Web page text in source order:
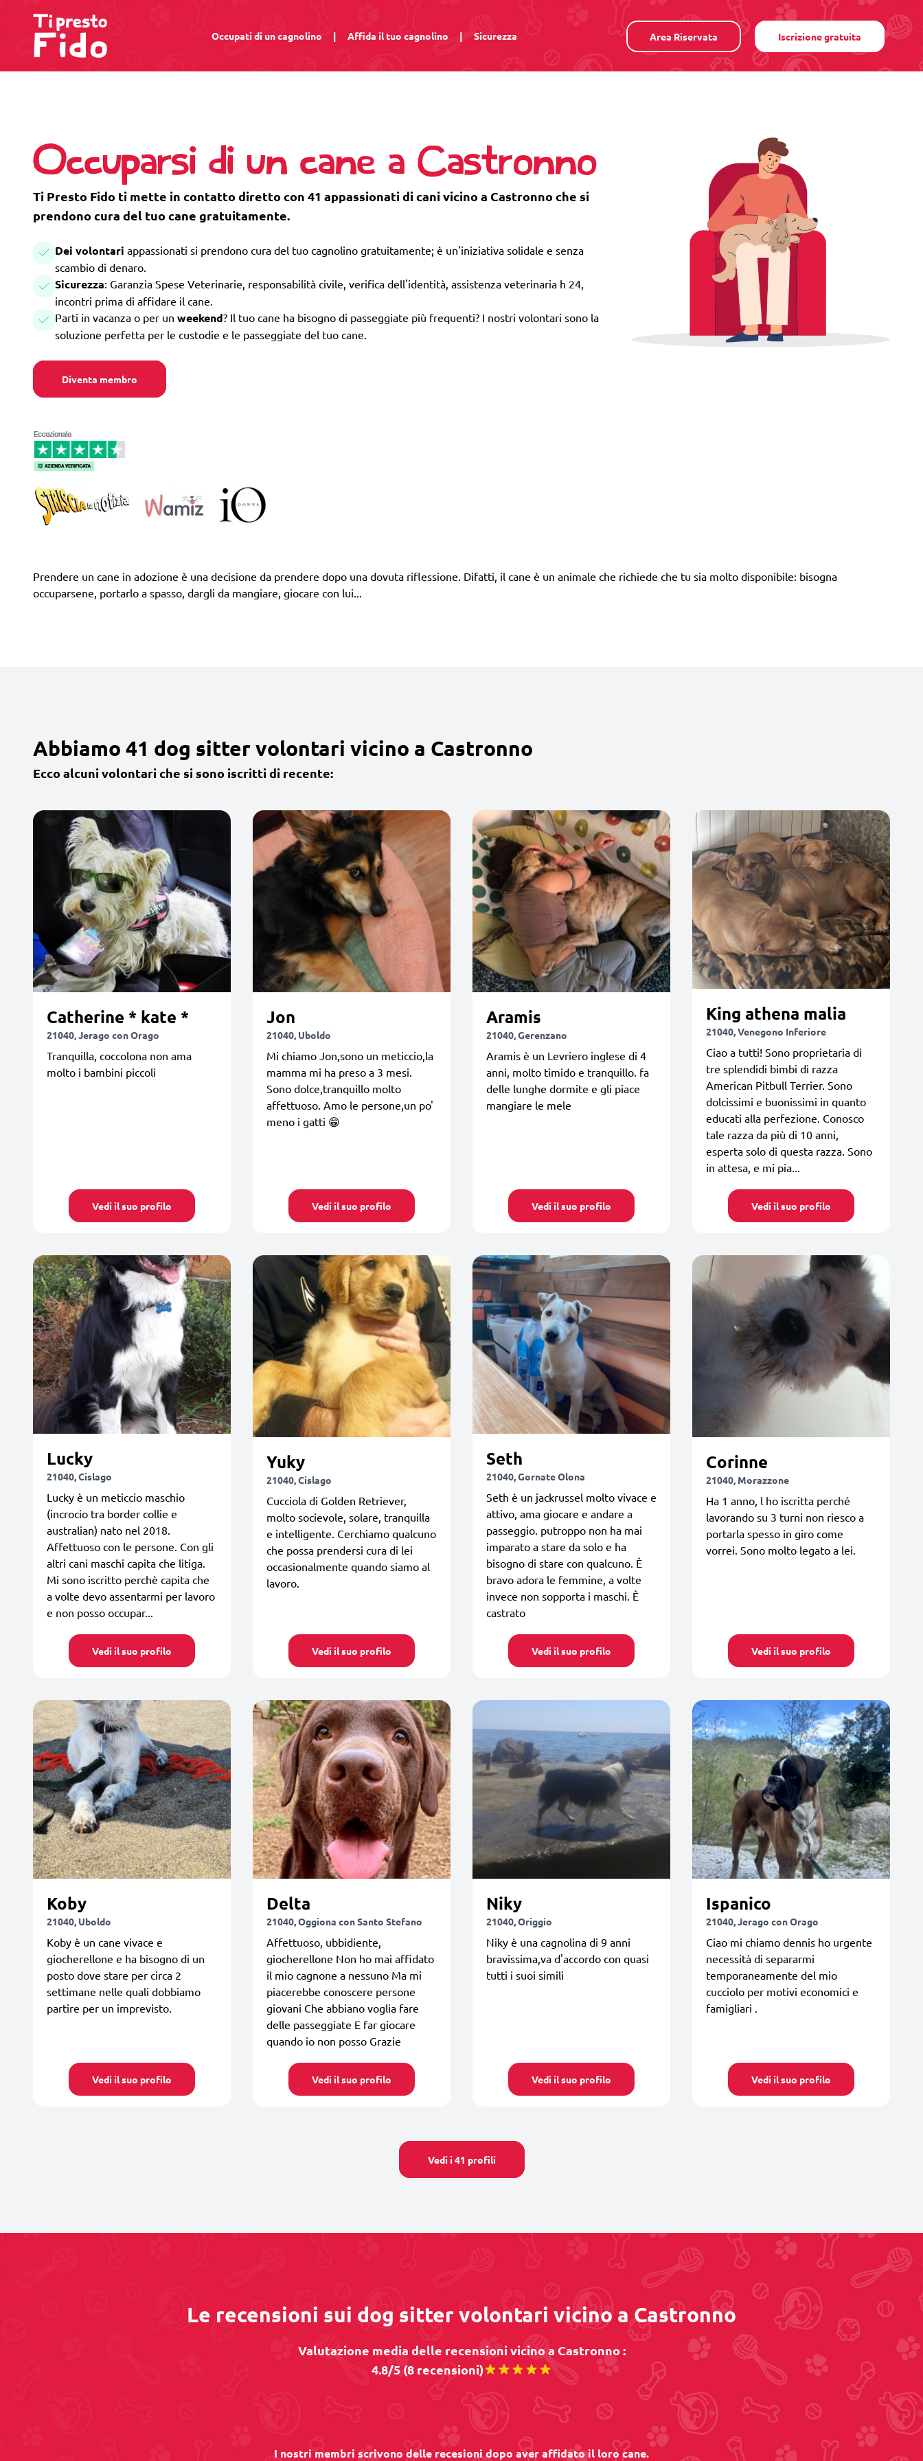
Occupati di un cagnolino | Affida il tuo cagnolino | Sicurezza Area Riservata Iscrizione gratuita
Occuparsi di un cane a Castronno
Ti Presto Fido ti mette in contatto diretto con 41 appassionati di cani vicino a Castronno che si
prendono cura del tuo cane gratuitamente.
Dei volontari appassionati si prendono cura del tuo cagnolino gratuitamente; è un'iniziativa solidale e senza
scambio di denaro.
Sicurezza: Garanzia Spese Veterinarie, responsabilità civile, verifica dell'identità, assistenza veterinaria h 24,
incontri prima di affidare il cane.
Parti in vacanza o per un weekend? Il tuo cane ha bisogno di passeggiate più frequenti? I nostri volontari sono la
soluzione perfetta per le custodie e le passeggiate del tuo cane.
Diventa membro
Prendere un cane in adozione è una decisione da prendere dopo una dovuta riflessione. Difatti, il cane è un animale che richiede che tu sia molto disponibile: bisogna
occuparsene, portarlo a spasso, dargli da mangiare, giocare con lui...
Abbiamo 41 dog sitter volontari vicino a Castronno
Ecco alcuni volontari che si sono iscritti di recente:
Catherine * kate *
21040, Jerago con Orago
Tranquilla, coccolona non ama
molto i bambini piccoli
Vedi il suo profilo
Jon
21040, Uboldo
Mi chiamo Jon,sono un meticcio,la
mamma mi ha preso a 3 mesi.
Sono dolce,tranquillo molto
affettuoso. Amo le persone,un po'
meno i gatti 😁
Vedi il suo profilo
Aramis
21040, Gerenzano
Aramis è un Levriero inglese di 4
anni, molto timido e tranquillo. fa
delle lunghe dormite e gli piace
mangiare le mele
Vedi il suo profilo
King athena malia
21040, Venegono Inferiore
Ciao a tutti! Sono proprietaria di
tre splendidi bimbi di razza
American Pitbull Terrier. Sono
dolcissimi e buonissimi in quanto
educati alla perfezione. Conosco
tale razza da più di 10 anni,
esperta solo di questa razza. Sono
in attesa, e mi pia...
Vedi il suo profilo
Lucky
21040, Cislago
Lucky è un meticcio maschio
(incrocio tra border collie e
australian) nato nel 2018.
Affettuoso con le persone. Con gli
altri cani maschi capita che litiga.
Mi sono iscritto perchè capita che
a volte devo assentarmi per lavoro
e non posso occupar...
Vedi il suo profilo
Yuky
21040, Cislago
Cucciola di Golden Retriever,
molto socievole, solare, tranquilla
e intelligente. Cerchiamo qualcuno
che possa prendersi cura di lei
occasionalmente quando siamo al
lavoro.
Vedi il suo profilo
Seth
21040, Gornate Olona
Seth è un jackrussel molto vivace e
attivo, ama giocare e andare a
passeggio. putroppo non ha mai
imparato a stare da solo e ha
bisogno di stare con qualcuno. È
bravo adora le femmine, a volte
invece non sopporta i maschi. È
castrato
Vedi il suo profilo
Corinne
21040, Morazzone
Ha 1 anno, l ho iscritta perché
lavorando su 3 turni non riesco a
portarla spesso in giro come
vorrei. Sono molto legato a lei.
Vedi il suo profilo
Koby
21040, Uboldo
Koby è un cane vivace e
giocherellone e ha bisogno di un
posto dove stare per circa 2
settimane nelle quali dobbiamo
partire per un imprevisto.
Vedi il suo profilo
Delta
21040, Oggiona con Santo Stefano
Affettuoso, ubbidiente,
giocherellone Non ho mai affidato
il mio cagnone a nessuno Ma mi
piacerebbe conoscere persone
giovani Che abbiano voglia fare
delle passeggiate E far giocare
quando io non posso Grazie
Vedi il suo profilo
Niky
21040, Origgio
Niky è una cagnolina di 9 anni
bravissima,va d'accordo con quasi
tutti i suoi simili
Vedi il suo profilo
Ispanico
21040, Jerago con Orago
Ciao mi chiamo dennis ho urgente
necessità di separarmi
temporaneamente del mio
cucciolo per motivi economici e
famigliari .
Vedi il suo profilo
Vedi i 41 profili
Le recensioni sui dog sitter volontari vicino a Castronno
Valutazione media delle recensioni vicino a Castronno :
4.8/5 (8 recensioni)
I nostri membri scrivono delle recesioni dopo aver affidato il loro cane.